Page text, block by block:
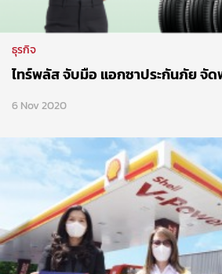
ธุรกิจ
ไทร์พลัส จับมือ แอกซาประกันภัย จัด
6 Nov 2020